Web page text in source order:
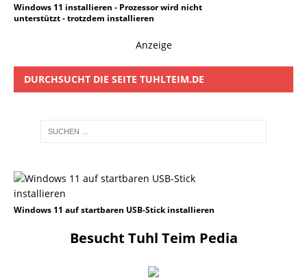
Windows 11 installieren - Prozessor wird nicht
unterstützt - trotzdem installieren
Anzeige
DURCHSUCHT DIE SEITE TUHLTEIM.DE
Windows 11 auf startbaren USB-Stick installieren
Besucht Tuhl Teim Pedia